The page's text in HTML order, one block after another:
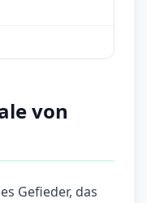
von
Gefieder, das